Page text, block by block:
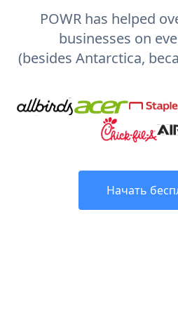
POWR has helped
businesses on
(besides Antarctica,
Начать